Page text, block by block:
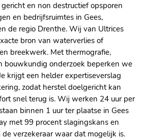
en non destructief opsporen
en bedrijfsruimtes in Gees,
de regio Drenthe.​ Wij van Ultrices
bron van waterverlies of
breekwerk.​ Met thermografie,
bouwkundig onderzoek beperken we
krijgt een helder expertiseverslag
zodat herstel doelgericht kan
snel terug is.​ Wij werken 24 uur per
binnen 1 uur ter plaatse in Gees
met 99 procent slagingskans en
verzekeraar waar dat mogelijk is.​